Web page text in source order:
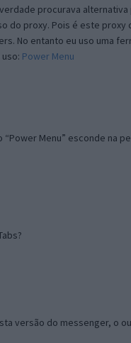
procurava alternativa
do proxy. Pois é este proxy
No entanto eu uso uma
Power Menu
Menu” esconde na
versão do messenger, o